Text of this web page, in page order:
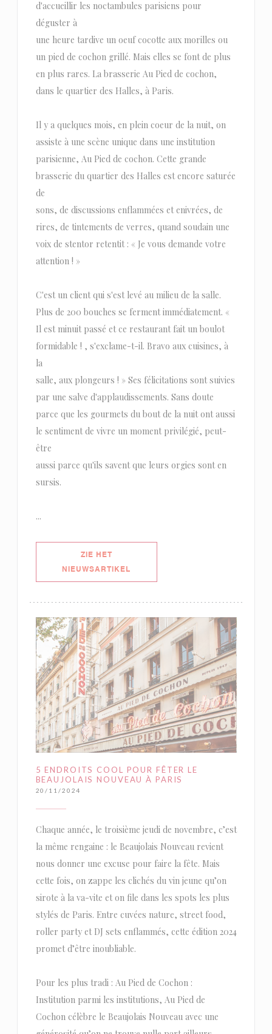
d'accueillir les noctambules parisiens pour
déguster à
une heure tardive un oeuf cocotte aux morilles ou
un pied de cochon grillé. Mais elles se font de plus
en plus rares. La brasserie Au Pied de cochon,
dans le quartier des Halles, à Paris.
Il y a quelques mois, en plein coeur de la nuit, on
assiste à une scène unique dans une institution
parisienne, Au Pied de cochon. Cette grande
brasserie du quartier des Halles est encore saturée
de
sons, de discussions enflammées et enivrées, de
rires, de tintements de verres, quand soudain une
voix de stentor retentit : « Je vous demande votre
attention ! »
C'est un client qui s'est levé au milieu de la salle.
Plus de 200 bouches se ferment immédiatement. «
Il est minuit passé et ce restaurant fait un boulot
formidable ! , s'exclame-t-il. Bravo aux cuisines, à
la
salle, aux plongeurs ! » Ses félicitations sont suivies
par une salve d'applaudissements. Sans doute
parce que les gourmets du bout de la nuit ont aussi
le sentiment de vivre un moment privilégié, peut-
être
aussi parce qu'ils savent que leurs orgies sont en
sursis.
...
ZIE HET
NIEUWSARTIKEL
5 ENDROITS COOL POUR FÊTER LE
BEAUJOLAIS NOUVEAU À PARIS
20/11/2024
Chaque année, le troisième jeudi de novembre, c’est
la même rengaine : le Beaujolais Nouveau revient
nous donner une excuse pour faire la fête. Mais
cette fois, on zappe les clichés du vin jeune qu’on
sirote à la va-vite et on file dans les spots les plus
stylés de Paris. Entre cuvées nature, street food,
roller party et DJ sets enflammés, cette édition 2024
promet d’être inoubliable.
Pour les plus tradi : Au Pied de Cochon :
Institution parmi les institutions, Au Pied de
Cochon célèbre le Beaujolais Nouveau avec une